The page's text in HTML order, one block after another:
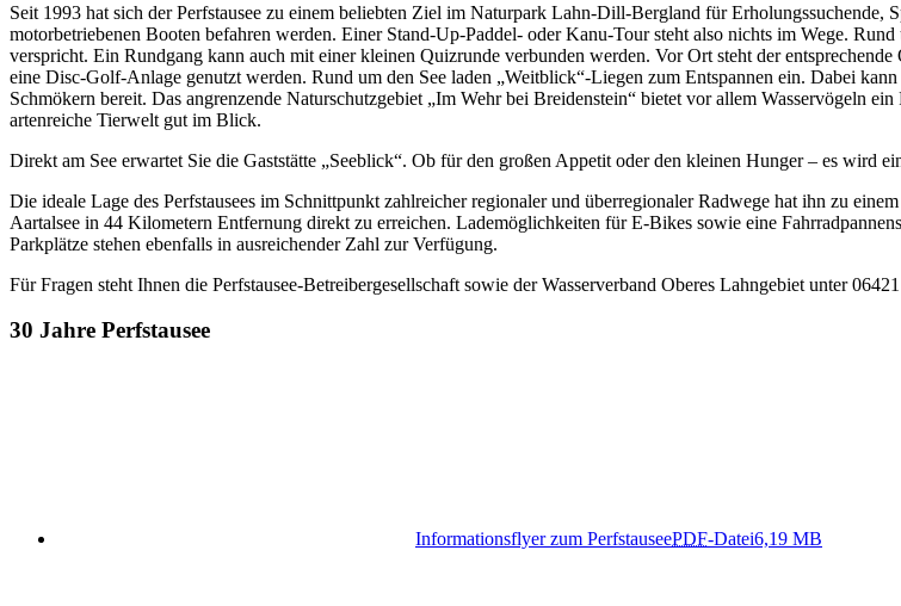
Seit 1993 hat sich der Perfstausee zu einem beliebten Ziel im Naturpark Lahn-Dill-Bergland für
motorbetriebenen Booten befahren werden. Einer Stand-Up-Paddel- oder Kanu-Tour steht also nichts im Wege.
verspricht. Ein Rundgang kann auch mit einer kleinen Quizrunde verbunden werden. Vor Ort steht der
eine Disc-Golf-Anlage genutzt werden. Rund um den See laden „Weitblick“-Liegen zum Entspannen ein. Dabei
Schmökern bereit. Das angrenzende Naturschutzgebiet „Im Wehr bei Breidenstein“ bietet vor allem Wasservögeln
artenreiche Tierwelt gut im Blick.
Direkt am See erwartet Sie die Gaststätte „Seeblick“. Ob für den großen Appetit oder den kleinen Hunger – es wird
Die ideale Lage des Perfstausees im Schnittpunkt zahlreicher regionaler und überregionaler Radwege hat ihn zu
Aartalsee in 44 Kilometern Entfernung direkt zu erreichen. Lademöglichkeiten für E-Bikes sowie eine
Parkplätze stehen ebenfalls in ausreichender Zahl zur Verfügung.
Für Fragen steht Ihnen die Perfstausee-Betreibergesellschaft sowie der Wasserverband Oberes Lahngebiet unter
30 Jahre Perfstausee
Informationsflyer zum PerfstauseePDF-Datei6,19 MB